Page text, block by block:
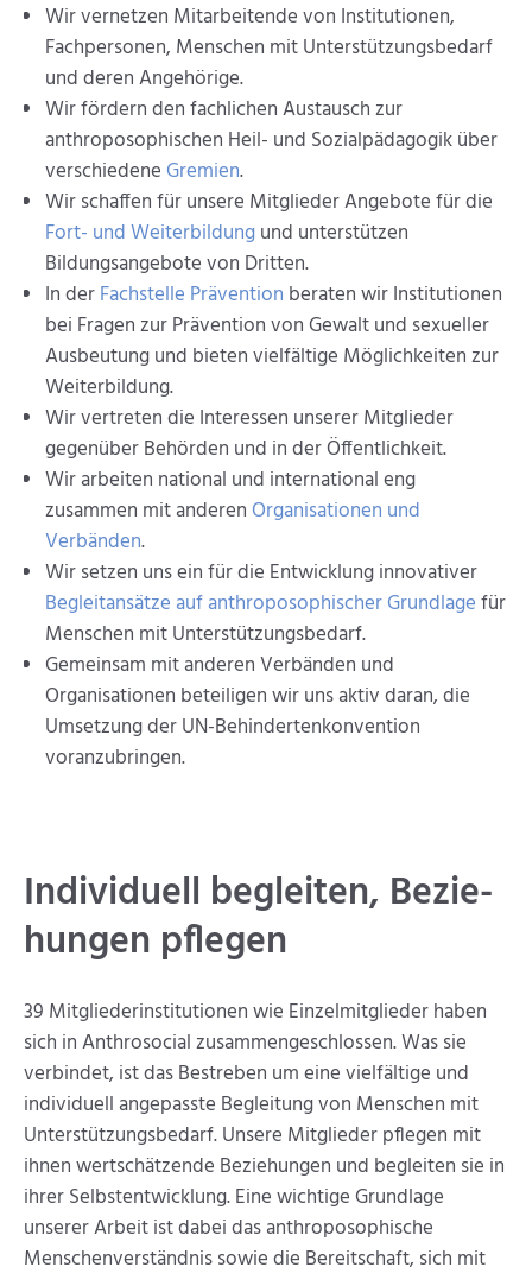
Wir vernetzen Mitarbeitende von Institutionen,
Fachpersonen, Menschen mit Unterstützungsbedarf
und deren Angehörige.
Wir fördern den fachlichen Austausch zur
anthroposophischen Heil- und Sozialpädagogik über
verschiedeneGremien.
Wir schaffen für unsere Mitglieder Angebote für die
Fort- und Weiterbildungund unterstützen
Bildungsangebote von Dritten.
In derFachstelle Prävention beraten wir Institutionen
bei Fragen zur Prävention von Gewalt und sexueller
Ausbeutung und bieten vielfältige Möglichkeiten zur
Weiterbildung.
Wir vertreten die Interessen unserer Mitglieder
gegenüber Behörden und in der Öffentlichkeit.
Wir arbeiten national und international eng
zusammen mit anderenOrganisationen und
Verbänden.
Wir setzen uns ein für die Entwicklung innovativer
Begleitansätze auf anthroposophischer Grundlagefür
Menschen mit Unterstützungsbedarf.
Gemeinsam mit anderen Verbänden und
Organisationen beteiligen wir uns aktiv daran, die
Umsetzung der UN-Behindertenkonvention
voranzubringen.
Individuell beglei­ten, Bezie­
hungen pfle­gen
39 Mitgliederinstitutionen wie Einzelmitglieder haben
sich in Anthrosocial zusammengeschlossen. Was sie
verbindet, ist das Bestreben um eine vielfältige und
individuell angepasste Begleitung von Menschen mit
Unterstützungsbedarf. Unsere Mitglieder pflegen mit
ihnen wertschätzende Beziehungen und begleiten sie in
ihrer Selbstentwicklung. Eine wichtige Grundlage
unserer Arbeit ist dabei das anthroposophische
Menschenverständnis sowie die Bereitschaft, sich mit